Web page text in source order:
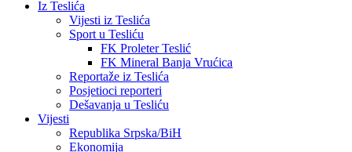
Iz Teslića
Vijesti iz Teslića
Sport u Tesliću
FK Proleter Teslić
FK Mineral Banja Vrućica
Reportaže iz Teslića
Posjetioci reporteri
Dešavanja u Tesliću
Vijesti
Republika Srpska/BiH
Ekonomija